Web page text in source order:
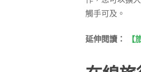
觸手可及。
延伸閱讀：